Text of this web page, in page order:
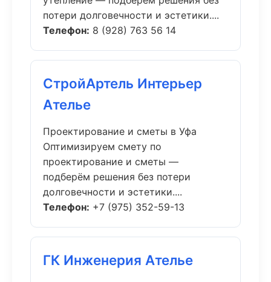
потери долговечности и эстетики....
Телефон: 8 (928) 763 56 14
СтройАртель Интерьер
Ателье
Проектирование и сметы в Уфа
Оптимизируем смету по
проектирование и сметы —
подберём решения без потери
долговечности и эстетики....
Телефон: +7 (975) 352-59-13
ГК Инженерия Ателье